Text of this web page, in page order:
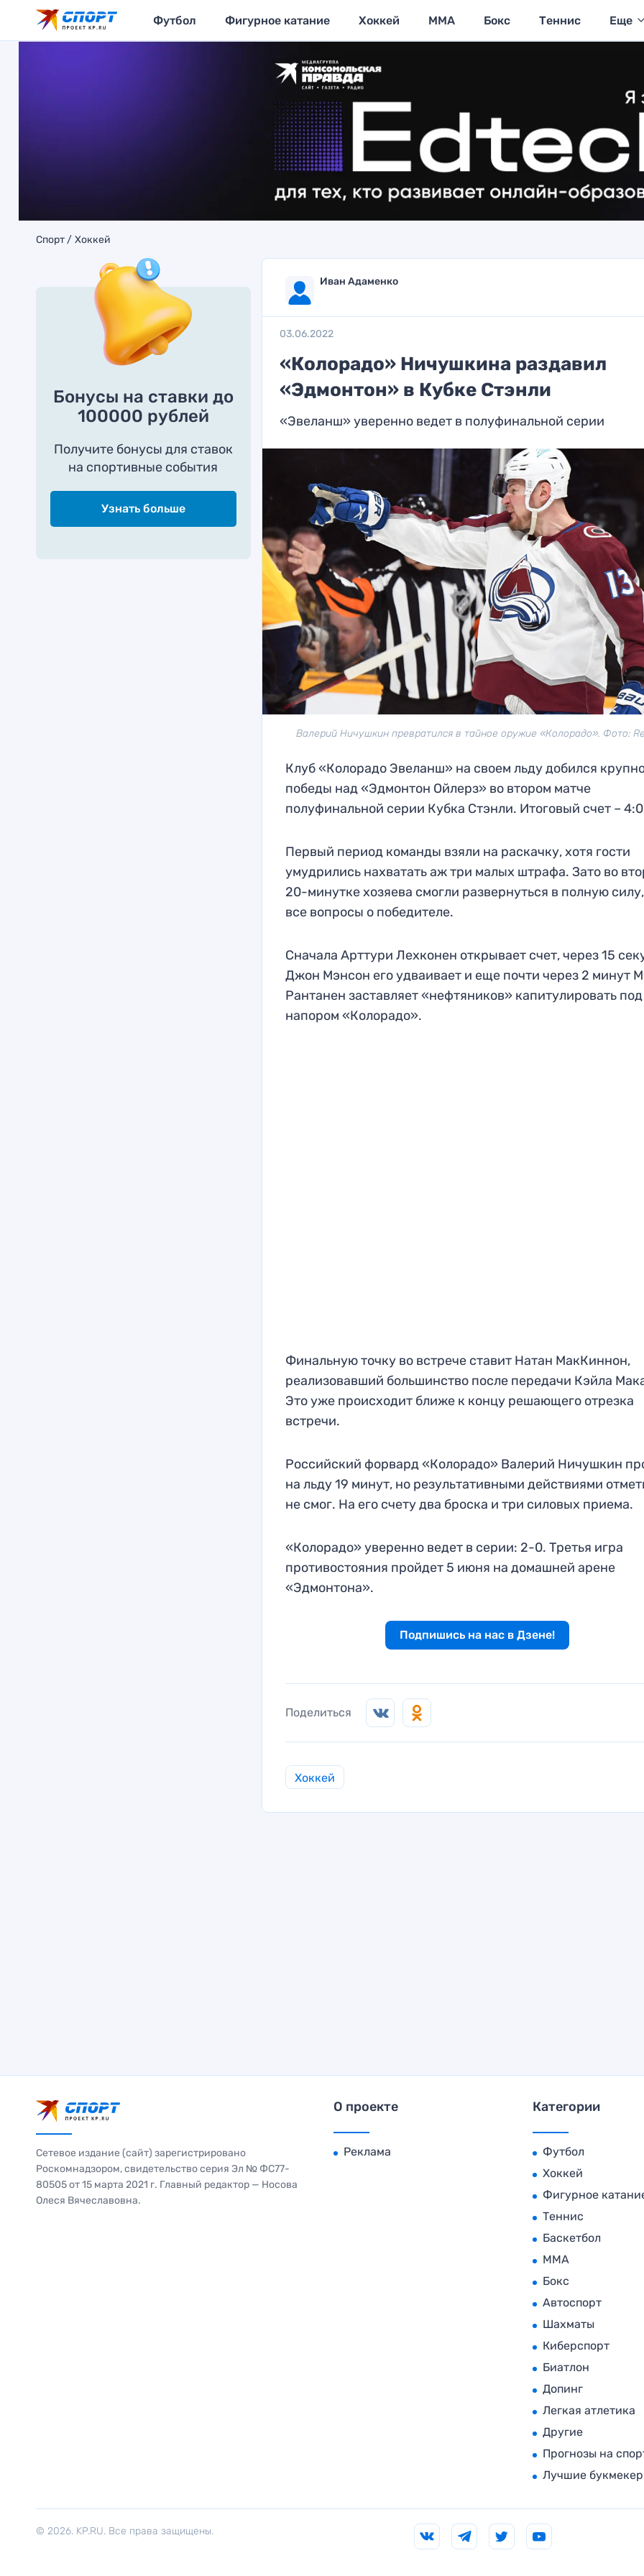
Футбол Фигурное катание Хоккей MMA Бокс Теннис Еще
Спорт Хоккей
Бонусы на ставки до
100000 рублей
Получите бонусы для ставок
на спортивные события
Узнать больше
Иван Адаменко
03.06.2022
«Колорадо» Ничушкина раздавил
«Эдмонтон» в Кубке Стэнли
«Эвеланш» уверенно ведет в полуфинальной серии
Валерий Ничушкин превратился в тайное оружие «Колорадо». Фото:
Клуб «Колорадо Эвеланш» на своем льду добился
победы над «Эдмонтон Ойлерз» во втором матче
полуфинальной серии Кубка Стэнли. Итоговый счет –
Первый период команды взяли на раскачку, хотя гости
умудрились нахватать аж три малых штрафа. Зато во
20-минутке хозяева смогли развернуться в полную
все вопросы о победителе.
Сначала Арттури Лехконен открывает счет, через 15
Джон Мэнсон его удваивает и еще почти через 2 минут
Рантанен заставляет «нефтяников» капитулировать под
напором «Колорадо».
Финальную точку во встрече ставит Натан МакКиннон,
реализовавший большинство после передачи Кэйла
Это уже происходит ближе к концу решающего отрезка
встречи.
Российский форвард «Колорадо» Валерий Ничушкин
на льду 19 минут, но результативными действиями
не смог. На его счету два броска и три силовых приема.
«Колорадо» уверенно ведет в серии: 2-0. Третья игра
противостояния пройдет 5 июня на домашней арене
«Эдмонтона».
Подпишись на нас в Дзене!
Поделиться
Хоккей
Сетевое издание (сайт) зарегистрировано
Роскомнадзором, свидетельство серия Эл № ФС77-
80505 от 15 марта 2021 г. Главный редактор — Носова
Олеся Вячеславовна.
О проекте
Реклама
Категории
Футбол
Хоккей
Фигурное
Теннис
Баскетбол
MMA
Бокс
Автоспорт
Шахматы
Киберспорт
Биатлон
Допинг
Легкая атлетика
Другие
Прогнозы на
Лучшие
© 2026. KP.RU. Все права защищены.